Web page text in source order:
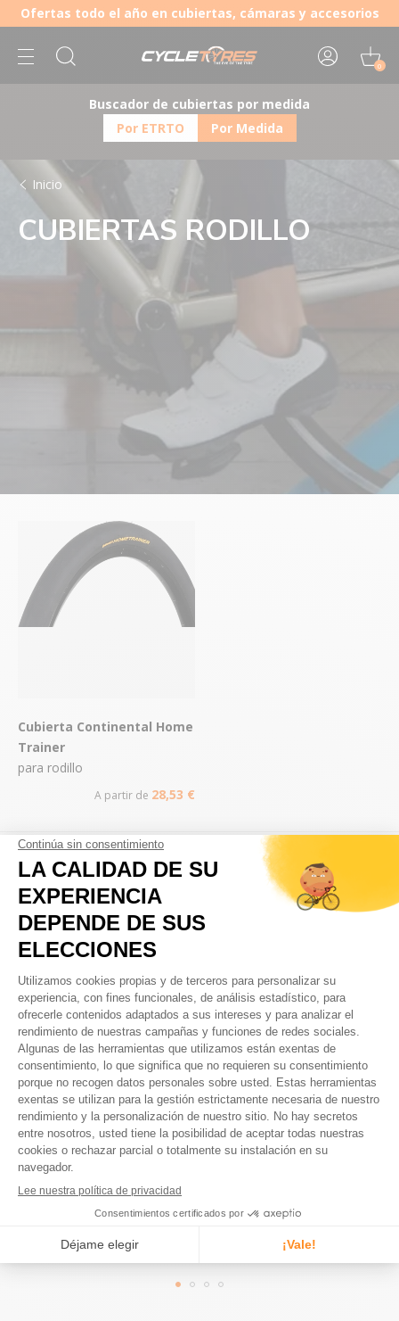
Ofertas todo el año en cubiertas, cámaras y accesorios
0
Buscador de cubiertas por medida
Por ETRTO
Por Medida
Inicio
CUBIERTAS RODILLO
Cubierta Continental Home
Trainer
para rodillo
A partir de 28,53 €
TE PUEDE INTERESAR
Cubiertas carretera tubeless ready
Pago en 3 o 4 plazos sin comisión